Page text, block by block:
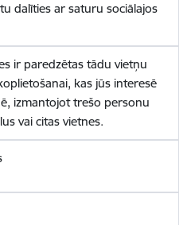
dalīties ar saturu sociālajos
ir paredzētas tādu vietņu
kas jūs interesē
izmantojot trešo personu
vai citas vietnes.